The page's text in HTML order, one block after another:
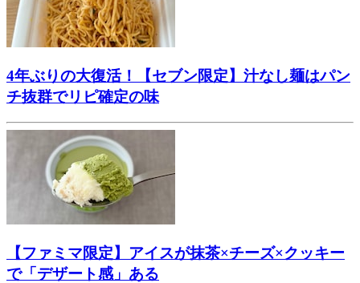
4年ぶりの大復活！【セブン限定】汁なし麺はパン
チ抜群でリピ確定の味
【ファミマ限定】アイスが抹茶×チーズ×クッキー
で「デザート感」ある